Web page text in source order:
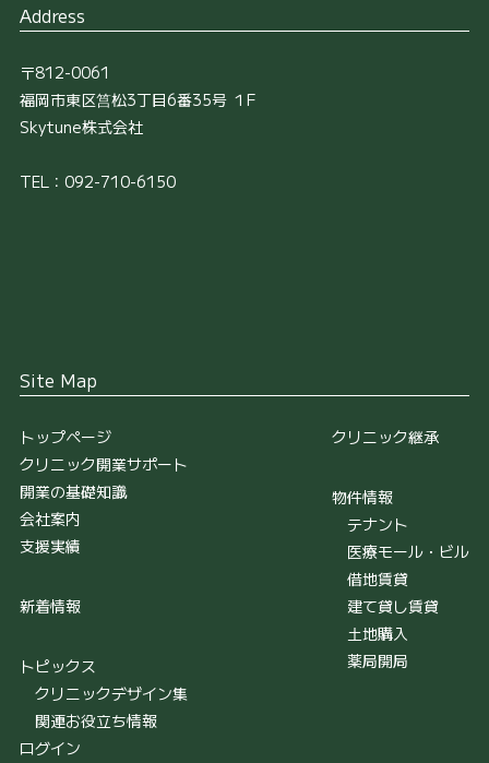
Address
〒812-0061
福岡市東区筥松3丁目6番35号 １F
Skytune株式会社
TEL：092-710-6150
Site Map
トップページ
クリニック開業サポート
開業の基礎知識
会社案内
支援実績
新着情報
トピックス
クリニックデザイン集
関連お役立ち情報
クリニック継承
物件情報
テナント
医療モール・ビル
借地賃貸
建て貸し賃貸
土地購入
薬局開局
ログイン